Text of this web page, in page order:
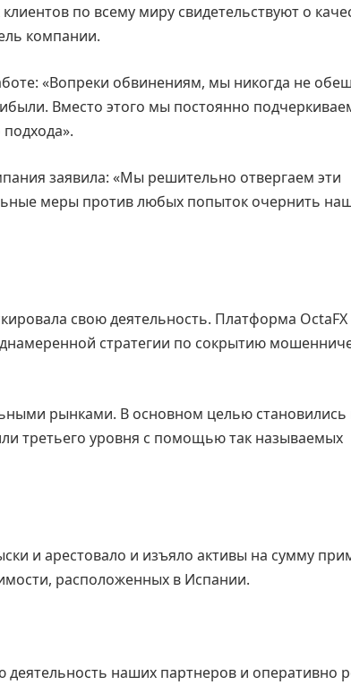
по всему миру свидетельствуют о
компании.
«Вопреки обвинениям, мы никогда не
Вместо этого мы постоянно
заявила: «Мы решительно отвергаем эти
меры против любых попыток очернить
свою деятельность. Платформа OctaFX
стратегии по сокрытию
рынками. В основном целью становились
третьего уровня с помощью так называемых
и арестовало и изъяло активы на сумму
расположенных в Испании.
наших партнеров и оперативно